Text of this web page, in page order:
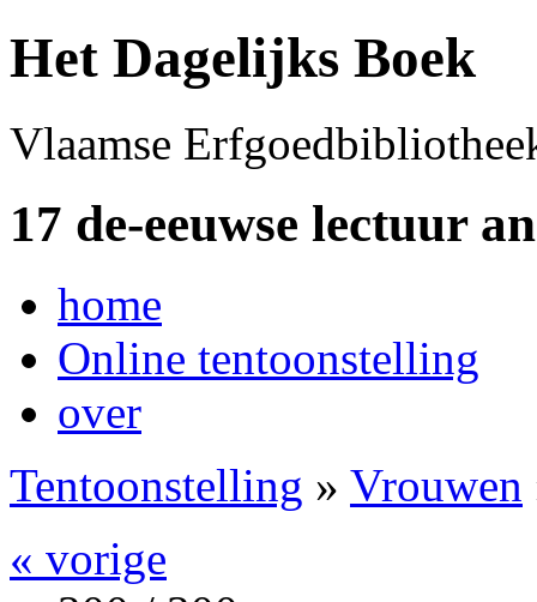
Het Dagelijks Boek
Vlaamse
17 de-eeuwse lectuur
home
Online tentoonstelling
over
Tentoonstelling » Vrouwen
« vorige